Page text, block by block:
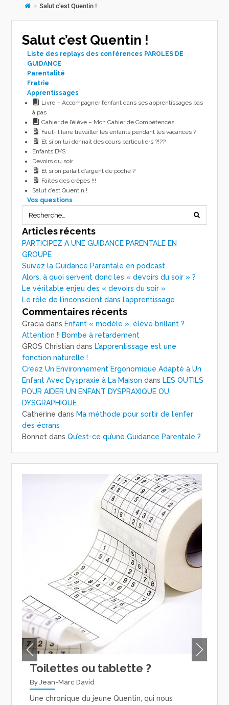
> Salut c'est Quentin !
Salut c’est Quentin !
Liste des replays des conférences PAROLES DE
GUIDANCE
Parentalité
Fratrie
Apprentissages
Livre – Accompagner l’enfant dans ses apprentissages pas
à pas
Cahier de l’élève – Mon Cahier de Compétences
Faut-il faire travailler les enfants pendant les vacances ?
Et si on lui donnait des cours particuliers ?!??
Enfants DYS
Devoirs du soir
Et si on parlait d’argent de poche ?
Faites des crêpes !!!
Salut c’est Quentin !
Vos questions
Articles récents
PARTICIPEZ A UNE GUIDANCE PARENTALE EN
GROUPE
Suivez la Guidance Parentale en podcast
Alors, à quoi servent donc les « devoirs du soir » ?
Le véritable enjeu des « devoirs du soir »
Le rôle de l’inconscient dans l’apprentissage
Commentaires récents
Gracia dans Enfant « modèle », élève brillant ?
Attention !! Bombe à retardement
GROS Christian dans L’apprentissage est une
fonction naturelle !
Créez Un Environnement Ergonomique Adapté à Un
Enfant Avec Dyspraxie à La Maison dans LES OUTILS
POUR AIDER UN ENFANT DYSPRAXIQUE OU
DYSGRAPHIQUE
Catherine dans Ma méthode pour sortir de l’enfer
des écrans
Bonnet dansQu’est-ce qu’une Guidance Parentale ?
Toilettes ou tablette ?
By Jean-Marc David
Une chronique du jeune Quentin, qui nous